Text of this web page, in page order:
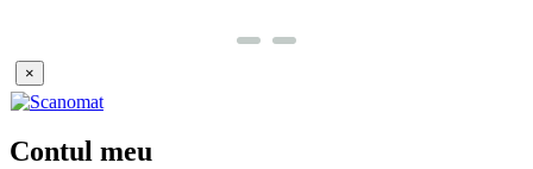
×
Contul meu